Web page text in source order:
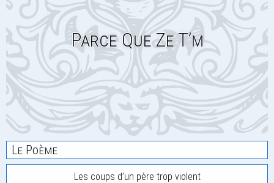
Parce Que Ze T’m
Le Poème
Les coups d’un père trop violent